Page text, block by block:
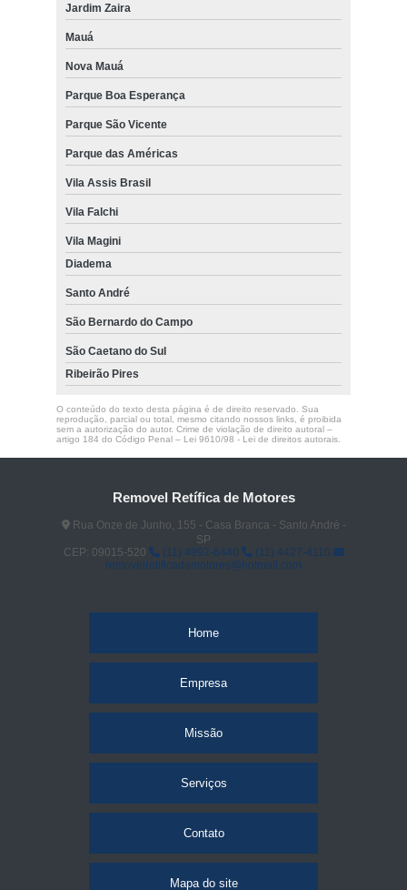
Jardim Zaira
Mauá
Nova Mauá
Parque Boa Esperança
Parque São Vicente
Parque das Américas
Vila Assis Brasil
Vila Falchi
Vila Magini
Diadema
Santo André
São Bernardo do Campo
São Caetano do Sul
Ribeirão Pires
O conteúdo do texto desta página é de direito reservado. Sua
reprodução, parcial ou total, mesmo citando nossos links, é proibida
sem a autorização do autor. Crime de violação de direito autoral –
artigo 184 do Código Penal – Lei 9610/98 - Lei de direitos autorais.
Removel Retífica de Motores
Rua Onze de Junho, 155 - Casa Branca - Santo André -
SP
CEP: 09015-520
(11) 4992-6440
(11) 4427-4110
removelretificademotores@hotmail.com
Home
Empresa
Missão
Serviços
Contato
Mapa do site